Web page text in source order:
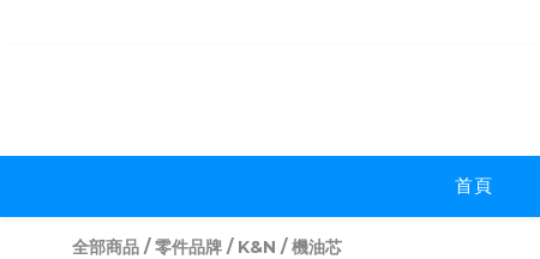
首頁
全部商品 /零件品牌 / K&N /機油芯